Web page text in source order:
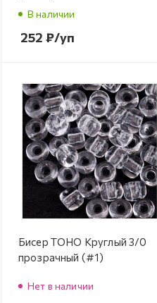
В наличии
252 ₽/уп
Бисер TOHO Круглый 3/0
прозрачный (#1)
Нет в наличии